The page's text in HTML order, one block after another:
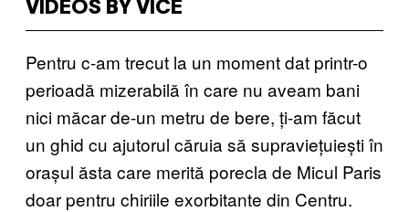
VIDEOS BY VICE
Pentru c-am trecut la un moment dat printr-o
perioadă mizerabilă în care nu aveam bani
nici măcar de-un metru de bere, ți-am făcut
un ghid cu ajutorul căruia să supraviețuiești în
orașul ăsta care merită porecla de Micul Paris
doar pentru chiriile exorbitante din Centru.